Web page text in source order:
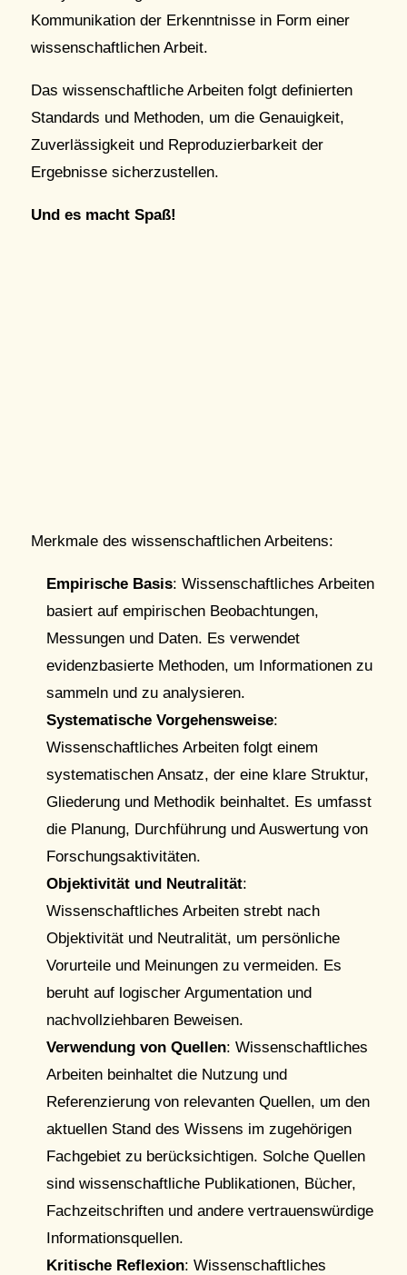
Kommunikation der Erkenntnisse in Form einer
wissenschaftlichen Arbeit.
Das wissenschaftliche Arbeiten folgt definierten
Standards und Methoden, um die Genauigkeit,
Zuverlässigkeit und Reproduzierbarkeit der
Ergebnisse sicherzustellen.
Und es macht Spaß!
Merkmale des wissenschaftlichen Arbeitens:
Empirische Basis: Wissenschaftliches Arbeiten
basiert auf empirischen Beobachtungen,
Messungen und Daten. Es verwendet
evidenzbasierte Methoden, um Informationen zu
sammeln und zu analysieren.
Systematische Vorgehensweise:
Wissenschaftliches Arbeiten folgt einem
systematischen Ansatz, der eine klare Struktur,
Gliederung und Methodik beinhaltet. Es umfasst
die Planung, Durchführung und Auswertung von
Forschungsaktivitäten.
Objektivität und Neutralität:
Wissenschaftliches Arbeiten strebt nach
Objektivität und Neutralität, um persönliche
Vorurteile und Meinungen zu vermeiden. Es
beruht auf logischer Argumentation und
nachvollziehbaren Beweisen.
Verwendung von Quellen: Wissenschaftliches
Arbeiten beinhaltet die Nutzung und
Referenzierung von relevanten Quellen, um den
aktuellen Stand des Wissens im zugehörigen
Fachgebiet zu berücksichtigen. Solche Quellen
sind wissenschaftliche Publikationen, Bücher,
Fachzeitschriften und andere vertrauenswürdige
Informationsquellen.
Kritische Reflexion: Wissenschaftliches